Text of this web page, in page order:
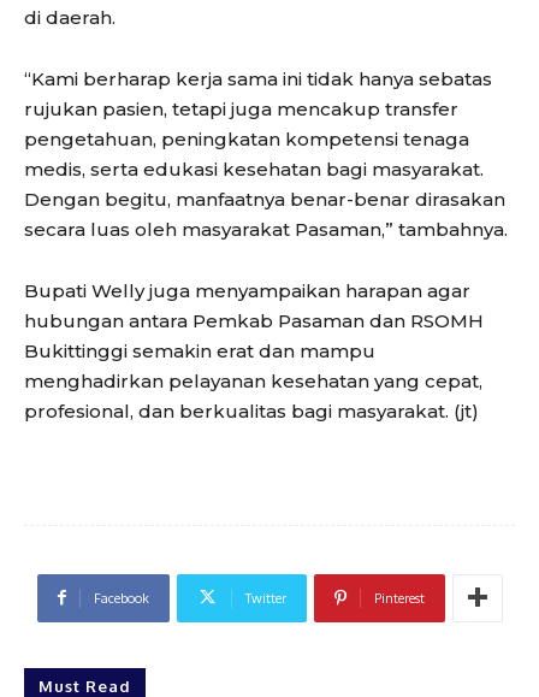
di daerah.
“Kami berharap kerja sama ini tidak hanya sebatas
rujukan pasien, tetapi juga mencakup transfer
pengetahuan, peningkatan kompetensi tenaga
medis, serta edukasi kesehatan bagi masyarakat.
Dengan begitu, manfaatnya benar-benar dirasakan
secara luas oleh masyarakat Pasaman,” tambahnya.
Bupati Welly juga menyampaikan harapan agar
hubungan antara Pemkab Pasaman dan RSOMH
Bukittinggi semakin erat dan mampu
menghadirkan pelayanan kesehatan yang cepat,
profesional, dan berkualitas bagi masyarakat. (jt)
Facebook Twitter Pinterest
Must Read